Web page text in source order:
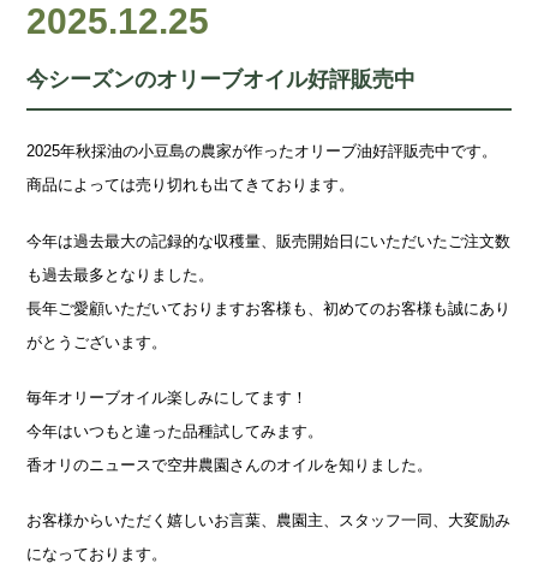
2025.12.25
今シーズンのオリーブオイル好評販売中
2025年秋採油の小豆島の農家が作ったオリーブ油好評販売中です。
商品によっては売り切れも出てきております。
今年は過去最大の記録的な収穫量、販売開始日にいただいたご注文数
も過去最多となりました。
長年ご愛顧いただいておりますお客様も、初めてのお客様も誠にあり
がとうございます。
毎年オリーブオイル楽しみにしてます！
今年はいつもと違った品種試してみます。
香オリのニュースで空井農園さんのオイルを知りました。
お客様からいただく嬉しいお言葉、農園主、スタッフ一同、大変励み
になっております。